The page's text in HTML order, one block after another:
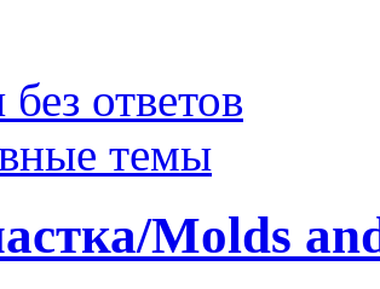
ответов
темы
Molds